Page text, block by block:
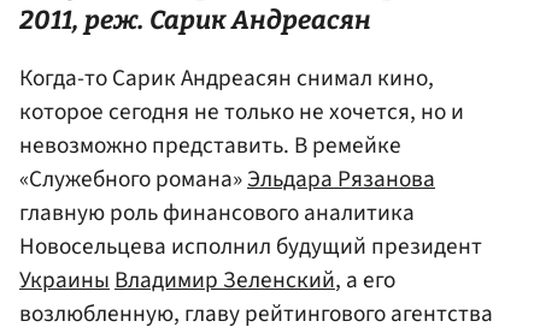
2011, реж. Сарик Андреасян
Когда-то Сарик Андреасян снимал кино,
которое сегодня не только не хочется, но и
невозможно представить. В ремейке
«Служебного романа»Эльдара Рязанова
главную роль финансового аналитика
Новосельцева исполнил будущий президент
УкраиныВладимир Зеленский, а его
возлюбленную, главу рейтингового агентства